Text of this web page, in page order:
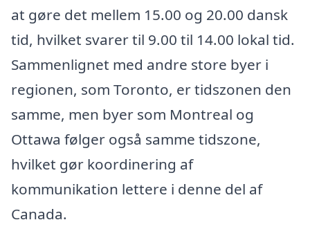
at gøre det mellem 15.00 og 20.00 dansk
tid, hvilket svarer til 9.00 til 14.00 lokal tid.
Sammenlignet med andre store byer i
regionen, som Toronto, er tidszonen den
samme, men byer som Montreal og
Ottawa følger også samme tidszone,
hvilket gør koordinering af
kommunikation lettere i denne del af
Canada.